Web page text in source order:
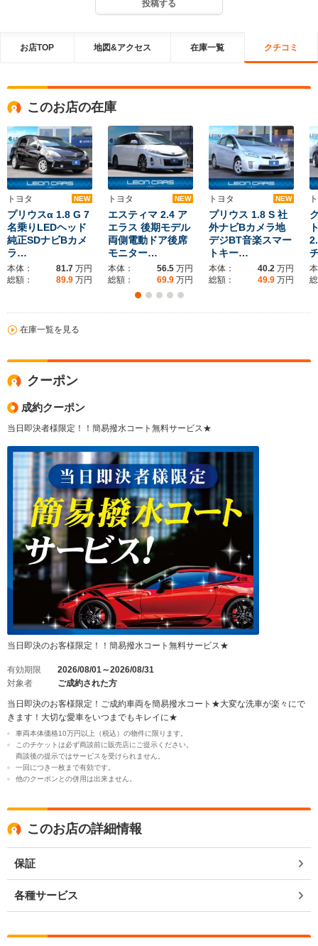
投稿する
お店TOP 地図&アクセス 在庫一覧 クチコミ
このお店の在庫
トヨタ NEW
プリウスα 1.8 G 7
名乗りLEDヘッド
純正SDナビBカメ
ラ…
本体： 81.7 万円
総額：
89.9 万円
トヨタ NEW
エスティマ 2.4 ア
エラス 後期モデル
両側電動ドア後席
モニター…
本体： 56.5 万円
総額：
69.9 万円
トヨタ NEW
プリウス 1.8 S 社
外ナビBカメラ地
デジBT音楽スマー
トキー…
本体： 40.2 万円
総額：
49.9 万円
在庫一覧を見る
クーポン
成約クーポン
当日即決者様限定！！簡易撥水コート無料サービス★
当日即決のお客様限定！！簡易撥水コート無料サービス★
有効期限
2026/08/01～2026/08/31
対象者
ご成約された方
当日即決のお客様限定！ご成約車両を簡易撥水コート★大変な洗車が楽々にで
きます！大切な愛車をいつまでもキレイに★
車両本体価格10万円以上（税込）の物件に限ります。
このチケットは必ず商談前に販売店にご提示ください。
商談後の提示ではサービスを受けられません。
一回につき一枚まで有効です。
他のクーポンとの併用は出来ません。
このお店の詳細情報
保証
各種サービス